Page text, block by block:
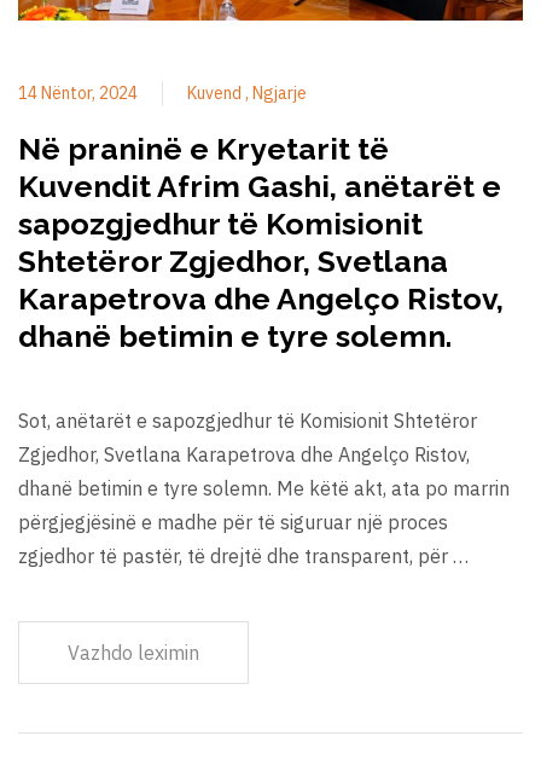
14 Nëntor, 2024 Kuvend Ngjarje
Në praninë e Kryetarit të
Kuvendit Afrim Gashi, anëtarët e
sapozgjedhur të Komisionit
Shtetëror Zgjedhor, Svetlana
Karapetrova dhe Angelço Ristov,
dhanë betimin e tyre solemn.
Sot, anëtarët e sapozgjedhur të Komisionit Shtetëror
Zgjedhor, Svetlana Karapetrova dhe Angelço Ristov,
dhanë betimin e tyre solemn. Me këtë akt, ata po marrin
përgjegjësinë e madhe për të siguruar një proces
zgjedhor të pastër, të drejtë dhe transparent, për …
Vazhdo leximin